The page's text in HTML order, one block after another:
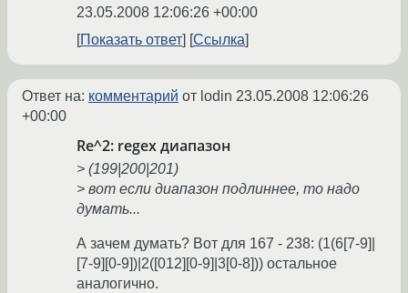
23.05.2008 12:06:26 +00:00
Показать ответ
Ссылка
Ответ на: комментарий от lodin 23.05.2008 12:06:26
+00:00
Re^2: regex диапазон
> (199|200|201)
> вот если диапазон подлиннее, то надо
думать...
А зачем думать? Вот для 167 - 238: (1(6[7-9]|
[7-9][0-9])|2([012][0-9]|3[0-8])) остальное
аналогично.